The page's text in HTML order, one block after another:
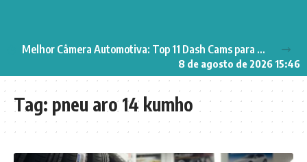
8 de agosto de 2026 15:46
Melhor Câmera Automotiva: Top 11 Dash Cams para Segurança no Carro
Tag: pneu aro 14 kumho